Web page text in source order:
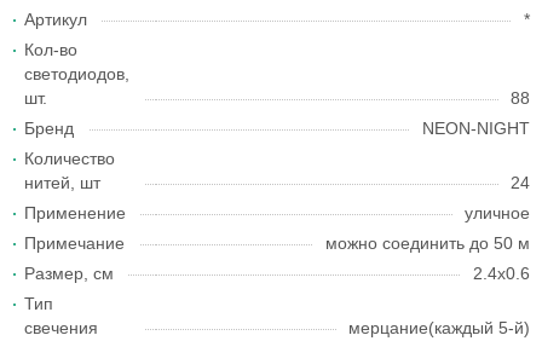
Артикул
*
Кол-во
светодиодов,
шт.
88
Бренд
NEON-NIGHT
Количество
нитей, шт
24
Применение
уличное
Примечание
можно соединить до 50 м
Размер, см
2.4x0.6
Тип
свечения
мерцание(каждый 5-й)